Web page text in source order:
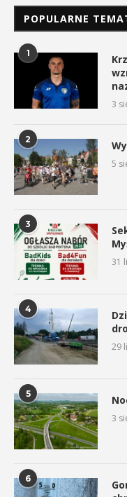
POPULARNE
1
3
2
5
3
31
4
29
5
3
6